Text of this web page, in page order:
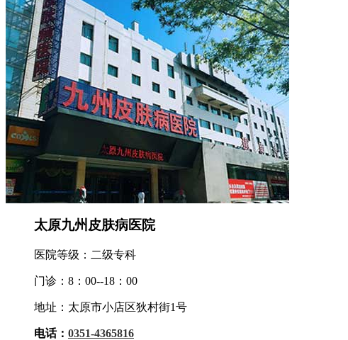
太原九州皮肤病医院
医院等级：二级专科
门诊：8：00--18：00
地址：太原市小店区狄村街1号
电话： 0351-4365816